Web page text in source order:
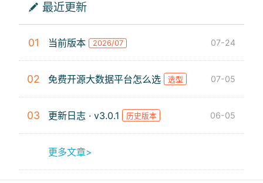
最近更新
01 当前版本 2026/07 07-24
02 免费开源大数据平台怎么选 选型 07-05
03 更新日志 · v3.0.1 历史版本 06-05
更多文章>